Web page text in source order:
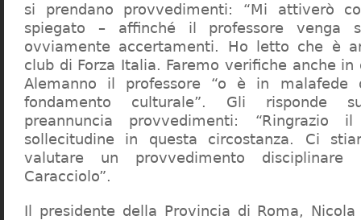
si prendano provvedimenti: “Mi attiverò
spiegato – affinché il professore venga
ovviamente accertamenti. Ho letto che è
club di Forza Italia. Faremo verifiche anche in
Alemanno il professore “o è in malafede
fondamento culturale”. Gli risponde
preannuncia provvedimenti:
sollecitudine in questa circostanza. Ci
valutare un provvedimento
Caracciolo”.
Il presidente della Provincia di Roma,